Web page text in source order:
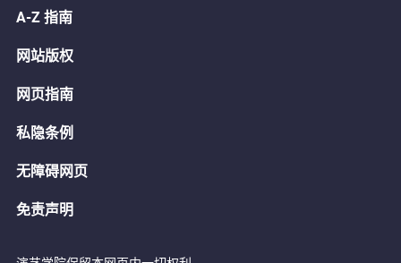
A-Z 指南
网站版权
网页指南
私隐条例
无障碍网页
免责声明